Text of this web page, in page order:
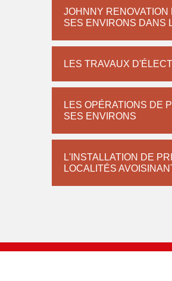
JOHNNY
SES ENVIRONS DANS
LES TRAVAUX
LES OPÉRATIONS DE
SES ENVIRONS
L'INSTALLATION DE
LOCALITÉS